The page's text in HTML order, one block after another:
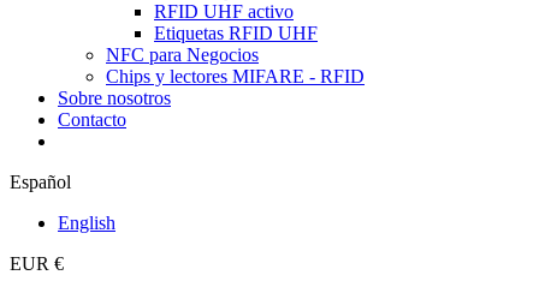
RFID UHF activo
Etiquetas RFID UHF
NFC para Negocios
Chips y lectores MIFARE - RFID
Sobre nosotros
Contacto
Español
English
EUR €